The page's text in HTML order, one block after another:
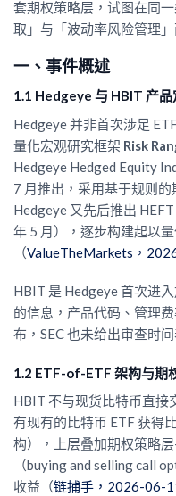
套期权策略层，试图在同
取」与「波动率风险管理
一、事件概述
1.1 Hedgeye 与 HBIT 产品
Hedgeye 并非首次涉足
量化宏观研究框架 Risk
Hedgeye Hedged Equity
7 月推出，采用基于规则
Hedgeye 又先后推出
年 5 月），逐步构建起以
（ValueTheMarkets，
HBIT 是 Hedgeye 首次进
的信息，产品代码、管理
布，SEC 也未给出审查时间
1.2 ETF-of-ETF 架构与期
HBIT 不与现货比特币直接
有现有的比特币 ETF 获得
构），上层叠加期权策略
（buying and selling call
收益（链捕手，2026-06-